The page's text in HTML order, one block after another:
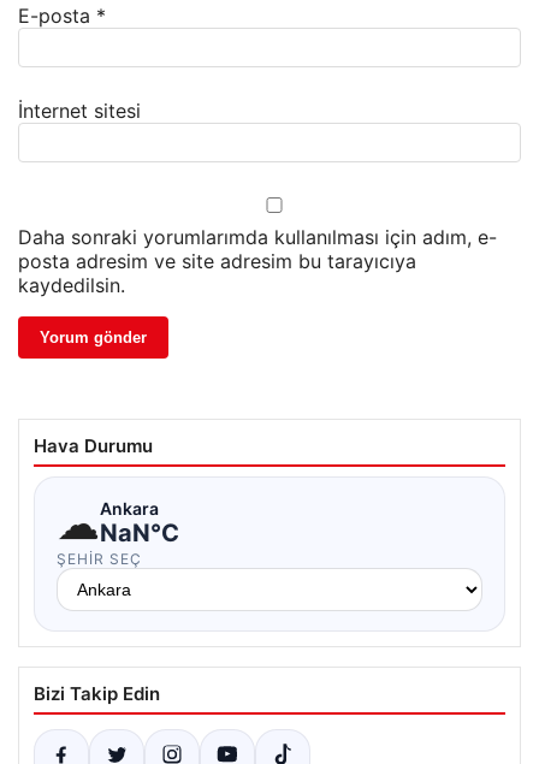
E-posta *
İnternet sitesi
Daha sonraki yorumlarımda kullanılması için adım, e-
posta adresim ve site adresim bu tarayıcıya
kaydedilsin.
Hava Durumu
☁Ankara
NaN°C
ŞEHIR SEÇ
Bizi Takip Edin